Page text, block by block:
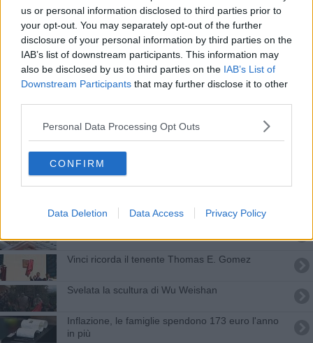
us or personal information disclosed to third parties prior to
your opt-out. You may separately opt-out of the further
disclosure of your personal information by third parties on the
IAB’s list of downstream participants. This information may
also be disclosed by us to third parties on the IAB’s List of
Downstream Participants that may further disclose it to other
Personal Data Processing Opt Outs
CONFIRM
Data Deletion Data Access Privacy Policy
Eccidio del Padule, il ricordo delle 174 vittime
Qualità della vita, la Toscana perde terreno
Tempi digitali, davanti agli schermi anche bimbi
piccolissimi
Turismo, battuta d'arresto per l'ospitalità rurale
Cena e spettacoli nei luoghi dell'Eccidio
Vinci ricorda il tenente Thomas E. Gomez
Svelata la scultura di Wu Weishan
Inflazione, le famiglie spendono 173 euro l'anno
in più